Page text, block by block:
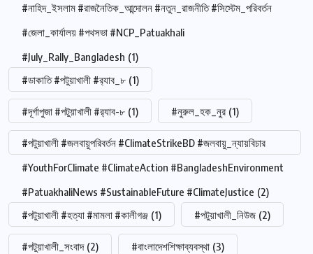
#নাহিদ_ইসলাম #রাজনৈতিক_আন্দোলন #নতুন_রাজনীতি #সিস্টেম_পরিবর্তন
#জেলা_কার্যালয় #পথসভা #NCP_Patuakhali
#July_Rally_Bangladesh (1)
#ডাকাতি #পটুয়াখালী #র‍্যাব_৮ (1)
#দূর্গাপুজা #পটুয়াখালী #র‍্যাব-৮ (1) #নুরুল_হক_নুর (1)
#পটুয়াখালী #জলবায়ুপরিবর্তন #ClimateStrikeBD #জলবায়ু_ন্যায়বিচার
#YouthForClimate #ClimateAction #BangladeshEnvironment
#PatuakhaliNews #SustainableFuture #ClimateJustice (2)
#পটুয়াখালী #হত্যা #মামলা #কালীগঞ্জ (1) #পটুয়াখালী_নিউজ (2)
#পটুয়াখালী_সংবাদ (2) #বাংলাদেশশিক্ষাব্যবস্থা (3)